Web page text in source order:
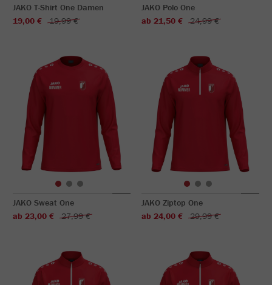
JAKO T-Shirt One Damen
19,00 €
19,99 €
JAKO Polo One
ab 21,50 €
24,99 €
JAKO Sweat One
ab 23,00 €
27,99 €
JAKO Ziptop One
ab 24,00 €
29,99 €